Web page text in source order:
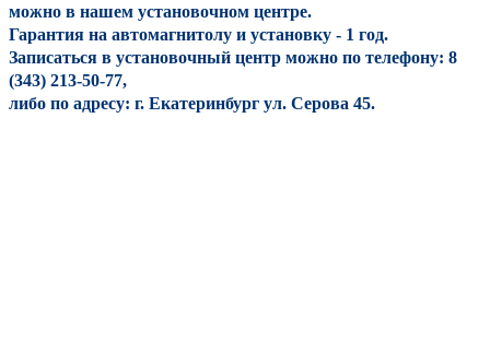
можно в нашем установочном центре.
Гарантия на автомагнитолу и установку - 1 год.
Записаться в установочный центр можно по телефону: 8
(343) 213-50-77,
либо по адресу: г. Екатеринбург ул. Серова 45.